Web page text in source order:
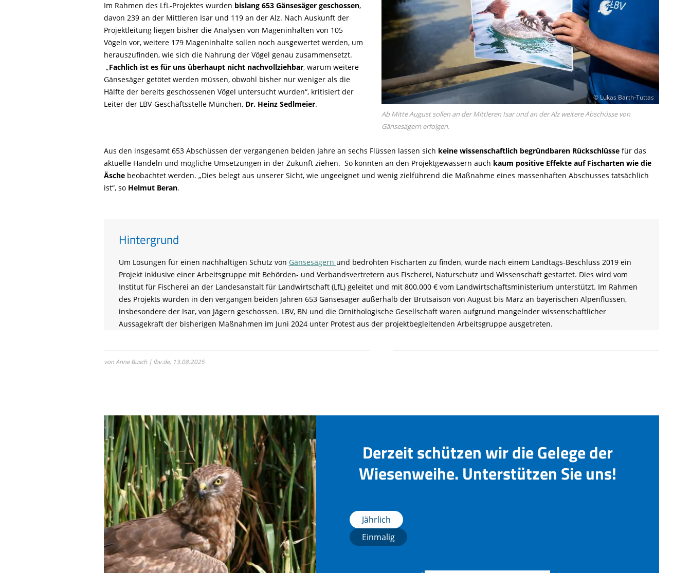
© Lukas Barth-Tuttas
Ab Mitte August sollen an der Mittleren Isar und an der Alz weitere Abschüsse von
Gänsesägern erfolgen.
Im Rahmen des LfL-Projektes wurden bislang 653 Gänsesäger geschossen,
davon 239 an der Mittleren Isar und 119 an der Alz. Nach Auskunft der
Projektleitung liegen bisher die Analysen von Mageninhalten von 105
Vögeln vor, weitere 179 Mageninhalte sollen noch ausgewertet werden, um
herauszufinden, wie sich die Nahrung der Vögel genau zusammensetzt.
„Fachlich ist es für uns überhaupt nicht nachvollziehbar, warum weitere
Gänsesäger getötet werden müssen, obwohl bisher nur weniger als die
Hälfte der bereits geschossenen Vögel untersucht wurden“, kritisiert der
Leiter der LBV-Geschäftsstelle München, Dr. Heinz Sedlmeier.
Aus den insgesamt 653 Abschüssen der vergangenen beiden Jahre an sechs Flüssen lassen sich keine wissenschaftlich begründbaren Rückschlüsse für das
aktuelle Handeln und mögliche Umsetzungen in der Zukunft ziehen. So konnten an den Projektgewässern auch kaum positive Effekte auf Fischarten wie die
Äsche beobachtet werden. „Dies belegt aus unserer Sicht, wie ungeeignet und wenig zielführend die Maßnahme eines massenhaften Abschusses tatsächlich
ist“, so Helmut Beran.
Hintergrund
Um Lösungen für einen nachhaltigen Schutz von Gänsesägern und bedrohten Fischarten zu finden, wurde nach einem Landtags-Beschluss 2019 ein
Projekt inklusive einer Arbeitsgruppe mit Behörden- und Verbandsvertretern aus Fischerei, Naturschutz und Wissenschaft gestartet. Dies wird vom
Institut für Fischerei an der Landesanstalt für Landwirtschaft (LfL) geleitet und mit 800.000 € vom Landwirtschaftsministerium unterstützt. Im Rahmen
des Projekts wurden in den vergangen beiden Jahren 653 Gänsesäger außerhalb der Brutsaison von August bis März an bayerischen Alpenflüssen,
insbesondere der Isar, von Jägern geschossen. LBV, BN und die Ornithologische Gesellschaft waren aufgrund mangelnder wissenschaftlicher
Aussagekraft der bisherigen Maßnahmen im Juni 2024 unter Protest aus der projektbegleitenden Arbeitsgruppe ausgetreten.
von Anne Busch | lbv.de, 13.08.2025
Derzeit schützen wir die Gelege der
Wiesenweihe. Unterstützen Sie uns!
Jährlich
Einmalig